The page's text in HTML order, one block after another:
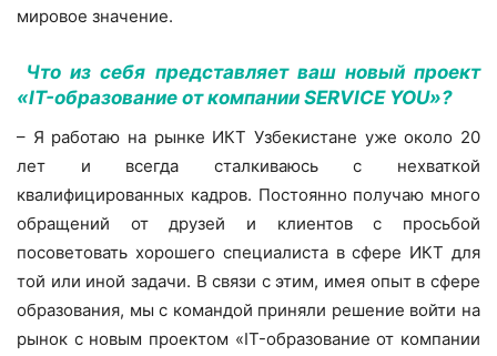
мировое значение.
Что из себя представляет ваш новый проект
«IT-образование от компании SERVICE YOU»?
– Я работаю на рынке ИКТ Узбекистане уже около 20
лет и всегда сталкиваюсь с нехваткой
квалифицированных кадров. Постоянно получаю много
обращений от друзей и клиентов с просьбой
посоветовать хорошего специалиста в сфере ИКТ для
той или иной задачи. В связи с этим, имея опыт в сфере
образования, мы с командой приняли решение войти на
рынок с новым проектом «IT-образование от компании